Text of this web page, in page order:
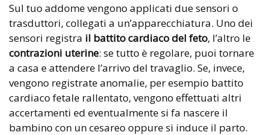
Sul tuo addome vengono applicati due sensori o
trasduttori, collegati a un’apparecchiatura. Uno dei
sensori registra il battito cardiaco del feto, l’altro le
contrazioni uterine: se tutto è regolare, puoi tornare
a casa e attendere l’arrivo del travaglio. Se, invece,
vengono registrate anomalie, per esempio battito
cardiaco fetale rallentato, vengono effettuati altri
accertamenti ed eventualmente si fa nascere il
bambino con un cesareo oppure si induce il parto.